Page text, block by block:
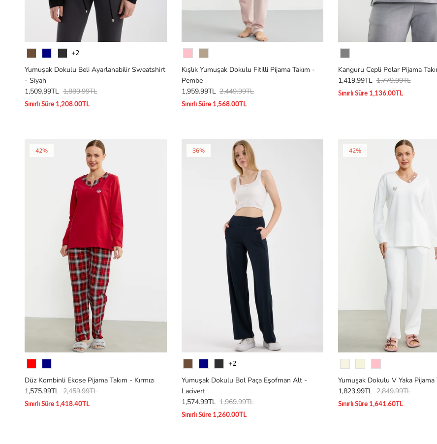
Renk
+2
Yumuşak Dokulu Beli Ayarlanabilir Sweatshirt
- Siyah
1,509.99TL 1,889.99TL
Sınırlı Süre 1,208.00TL
Renk
Kışlık Yumuşak Dokulu Fitilli Pijama Takım -
Pembe
1,959.99TL 2,449.99TL
Sınırlı Süre 1,568.00TL
Renk
Kanguru Cepli Polar Pijama
1,419.99TL 1,779.99TL
Sınırlı Süre 1,136.00TL
42%
Renk
Düz Kombinli Ekose Pijama Takım - Kırmızı
1,575.99TL 2,459.99TL
Sınırlı Süre 1,418.40TL
36%
Renk
+2
Yumuşak Dokulu Bol Paça Eşofman Alt -
Lacivert
1,574.99TL 1,969.99TL
Sınırlı Süre 1,260.00TL
42%
Renk
Yumuşak Dokulu V Yaka Pijama
1,823.99TL 2,849.99TL
Sınırlı Süre 1,641.60TL